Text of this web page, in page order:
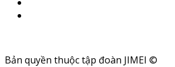
Bản quyền thuộc tập đoàn JIMEI ©